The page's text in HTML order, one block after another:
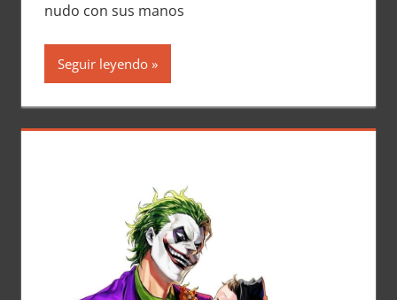
nudo con sus manos
Seguir leyendo